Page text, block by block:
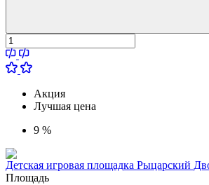
Акция
Лучшая цена
9 %
Детская игровая площадка Рыцарский
Площадь